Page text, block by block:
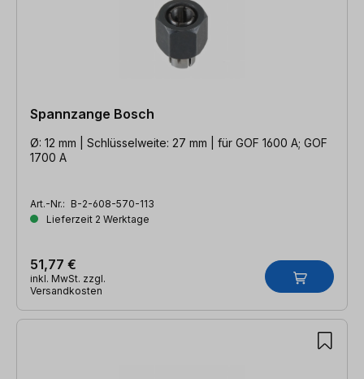
Spannzange Bosch
Ø: 12 mm | Schlüsselweite: 27 mm | für GOF 1600 A; GOF
1700 A
Art.-Nr.: B-2-608-570-113
Lieferzeit 2 Werktage
51,77 €
inkl. MwSt. zzgl.
Versandkosten